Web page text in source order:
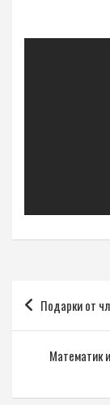
Навигация
по
записям
Подарки от
Математик